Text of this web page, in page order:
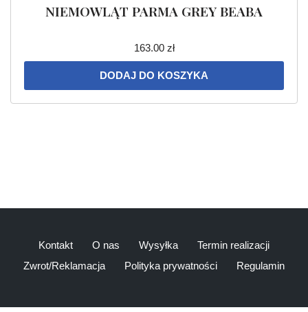
NIEMOWLĄT PARMA GREY BEABA
163.00 zł
DODAJ DO KOSZYKA
Kontakt O nas Wysyłka
Termin realizacji
Zwrot/Reklamacja
Polityka prywatności Regulamin